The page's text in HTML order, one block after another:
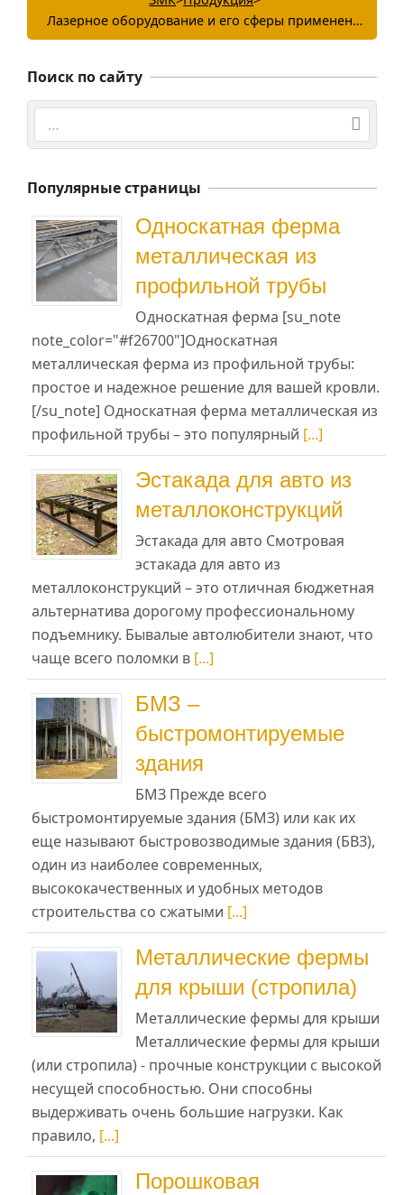
Лазерное оборудование и его сферы применения
Поиск по сайту
Поиск
Популярные страницы
Односкатная ферма
металлическая из
профильной трубы
Односкатная ферма [su_note
note_color="#f26700"]Односкатная
металлическая ферма из профильной трубы:
простое и надежное решение для вашей кровли.
[/su_note] Односкатная ферма металлическая из
профильной трубы – это популярный [...]
Эстакада для авто из
металлоконструкций
Эстакада для авто Смотровая
эстакада для авто из
металлоконструкций – это отличная бюджетная
альтернатива дорогому профессиональному
подъемнику. Бывалые автолюбители знают, что
чаще всего поломки в [...]
БМЗ –
быстромонтируемые
здания
БМЗ Прежде всего
быстромонтируемые здания (БМЗ) или как их
еще называют быстровозводимые здания (БВЗ),
один из наиболее современных,
высококачественных и удобных методов
строительства со сжатыми [...]
Металлические фермы
для крыши (стропила)
Металлические фермы для крыши
Металлические фермы для крыши
(или стропила) - прочные конструкции с высокой
несущей способностью. Они способны
выдерживать очень большие нагрузки. Как
правило, [...]
Порошковая